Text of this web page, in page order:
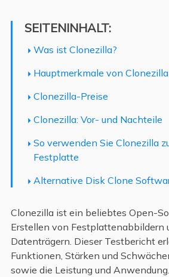
SEITENINHALT:
Was ist Clonezilla?
Hauptmerkmale von Clonezilla
Clonezilla-Preise
Clonezilla: Vor- und Nachteile
So verwenden Sie Clonezilla
Festplatte
Alternative Disk Clone
Clonezilla ist ein beliebtes Open-
Erstellen von Festplattenabbildern
Datenträgern. Dieser Testbericht
Funktionen, Stärken und
sowie die Leistung und